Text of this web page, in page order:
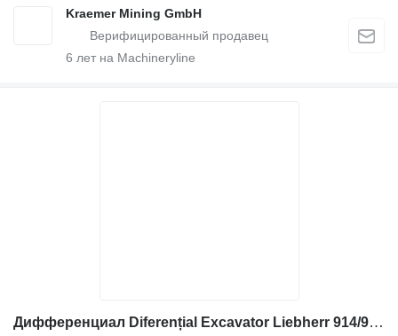
Kraemer Mining GmbH
6 лет на Machineryline
Дифференциал Diferențial Excavator Liebherr 914/924 для строительной техники Liebherr 7026624